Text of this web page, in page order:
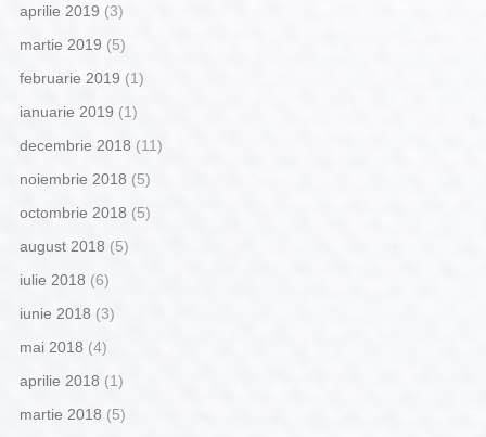
aprilie 2019 (3)
martie 2019 (5)
februarie 2019 (1)
ianuarie 2019 (1)
decembrie 2018 (11)
noiembrie 2018 (5)
octombrie 2018 (5)
august 2018 (5)
iulie 2018 (6)
iunie 2018 (3)
mai 2018 (4)
aprilie 2018 (1)
martie 2018 (5)